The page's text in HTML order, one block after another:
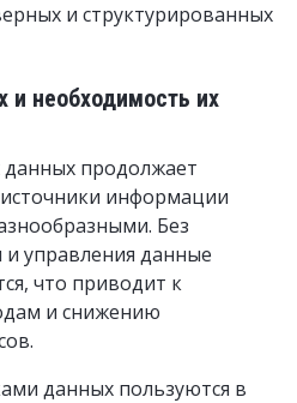
и структурированных
необходимость их
продолжает
информации
Без
управления данные
что приводит к
и снижению
данных пользуются в